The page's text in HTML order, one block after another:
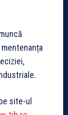
site-ul